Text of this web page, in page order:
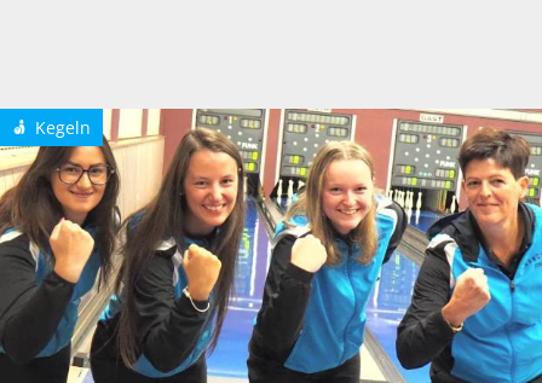
l Kegeln